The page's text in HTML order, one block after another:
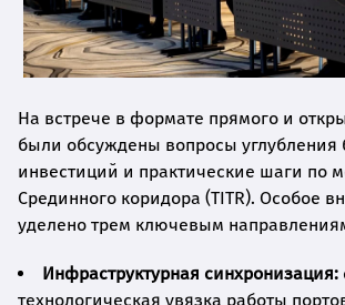
На встрече в формате прямого и
были обсуждены вопросы углубления
инвестиций и практические шаги по
Срединного коридора (TITR). Особое
уделено трем ключевым
Инфраструктурная синхронизация:
технологическая увязка работы